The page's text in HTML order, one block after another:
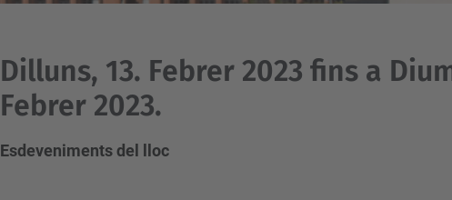
Dilluns, 13. Febrer 2023 fins a
Febrer 2023.
Esdeveniments del lloc